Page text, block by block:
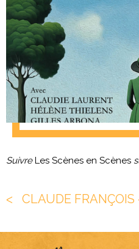
SuivreLes Scènes en Scènes
ᐸ CLAUDE FRANÇOIS